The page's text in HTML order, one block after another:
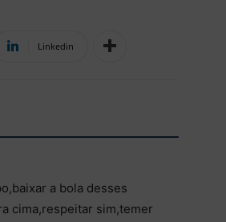
Linkedin
a bola desses
cima,respeitar sim,temer